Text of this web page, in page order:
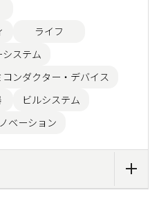
ライフ
ステム
コンダクター・デバイス
ビルシステム
ベーション